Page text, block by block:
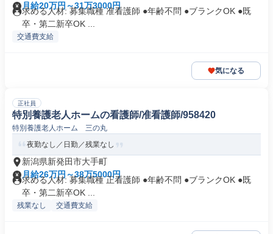
月給20万円～31万3000円
求める人材: 募集職種 准看護師 ●年齢不問 ●ブランクOK ●既
卒・第二新卒OK ...
交通費支給
気になる
正社員
特別養護老人ホームの看護師/准看護師/958420
特別養護老人ホーム 三の丸
夜勤なし／日勤／残業なし
新潟県新発田市大手町
月給26万円～38万5000円
求める人材: 募集職種 正看護師 ●年齢不問 ●ブランクOK ●既
卒・第二新卒OK ...
残業なし 交通費支給